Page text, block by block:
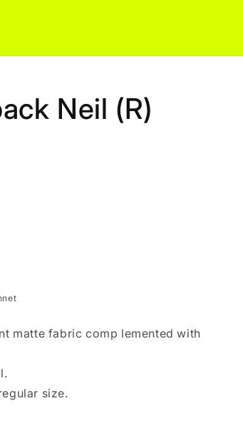
Neil (R)
matte fabric comp lemented with
size.